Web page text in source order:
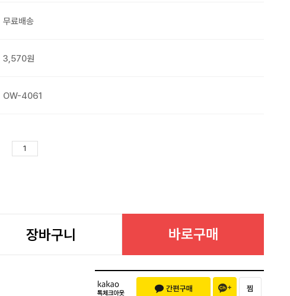
무료배송
3,570원
OW-4061
장바구니 바로구매